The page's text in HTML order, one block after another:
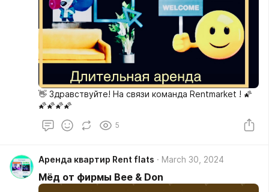
👋 Здравствуйте! На связи команда Rentmarket ! 🌠
🌠🌠🌠🌠
5
Аренда квартир Rent flats March 30, 2024
Мёд от фирмы Bee & Don